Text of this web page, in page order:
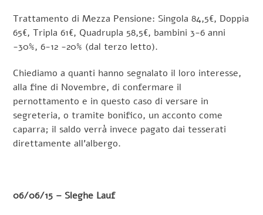
Trattamento di Mezza Pensione: Singola 84,5€, Doppia
65€, Tripla 61€, Quadrupla 58,5€, bambini 3-6 anni
-30%, 6-12 -20% (dal terzo letto).
Chiediamo a quanti hanno segnalato il loro interesse,
alla fine di Novembre, di confermare il
pernottamento e in questo caso di versare in
segreteria, o tramite bonifico, un acconto come
caparra; il saldo verrà invece pagato dai tesserati
direttamente all’albergo.
06/06/15 – Sleghe Lauf